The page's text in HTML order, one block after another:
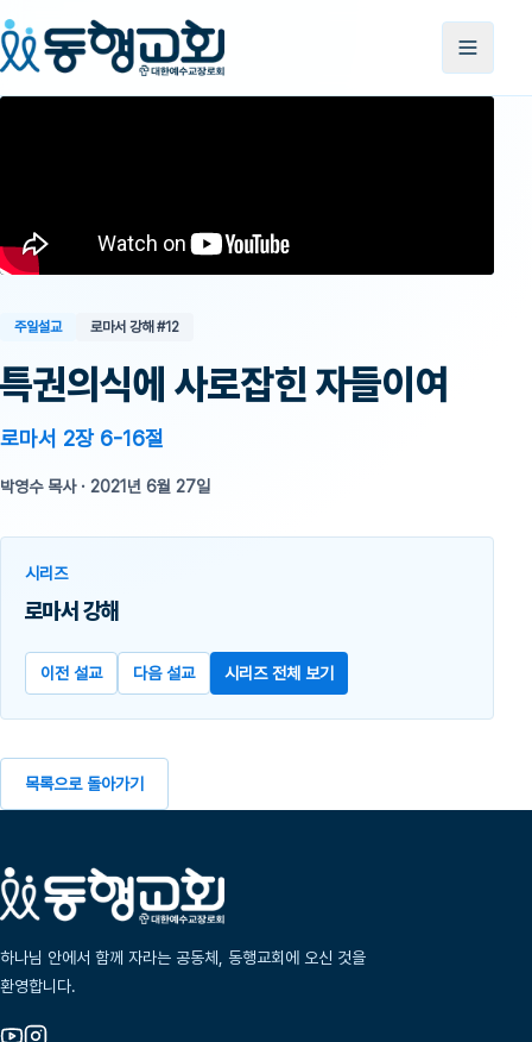
주일설교 로마서 강해 #12
특권의식에 사로잡힌 자들이여
로마서 2장 6-16절
박영수 목사· 2021년 6월 27일
시리즈
로마서 강해
이전 설교 다음 설교 시리즈 전체 보기
목록으로 돌아가기
하나님 안에서 함께 자라는 공동체, 동행교회에 오신 것을
환영합니다.